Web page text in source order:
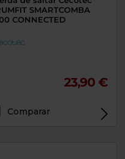
SMARTCOMBA
CONNECTED
23,90 €
Comparar